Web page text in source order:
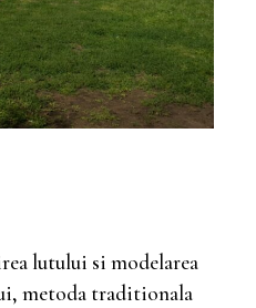
lutului si modelarea
metoda traditionala